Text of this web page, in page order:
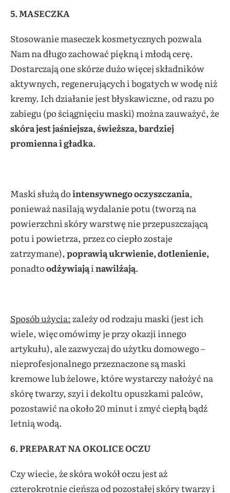
5. MASECZKA
Stosowanie maseczek kosmetycznych pozwala
Nam na długo zachować piękną i młodą cerę.
Dostarczają one skórze dużo więcej składników
aktywnych, regenerujących i bogatych w wodę niż
kremy. Ich działanie jest błyskawiczne, od razu po
zabiegu (po ściągnięciu maski) można zauważyć, że
skóra jest jaśniejsza, świeższa, bardziej
promienna i gładka.
Maski służą dointensywnego oczyszczania,
ponieważ nasilają wydalanie potu (tworzą na
powierzchni skóry warstwę nie przepuszczającą
potu i powietrza, przez co ciepło zostaje
zatrzymane),poprawią ukrwienie, dotlenienie,
ponadtoodżywiająinawilżają.
Sposób użycia: zależy od rodzaju maski (jest ich
wiele, więc omówimy je przy okazji innego
artykułu), ale zazwyczaj do użytku domowego –
nieprofesjonalnego przeznaczone są maski
kremowe lub żelowe, które wystarczy nałożyć na
skórę twarzy, szyi i dekoltu opuszkami palców,
pozostawić na około 20 minut i zmyć ciepłą bądź
letnią wodą.
6. PREPARAT NA OKOLICE OCZU
Czy wiecie, że skóra wokół oczu jest aż
czterokrotnie cieńsza od pozostałej skóry twarzy i